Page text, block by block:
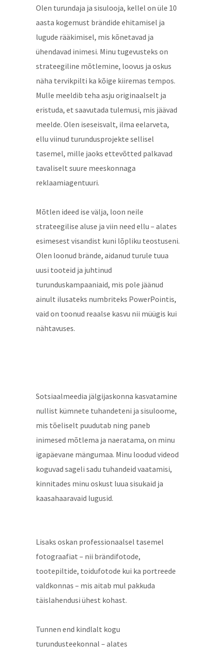
Olen turundaja ja sisulooja, kellel on üle 10
aasta kogemust brändide ehitamisel ja
lugude rääkimisel, mis kõnetavad ja
ühendavad inimesi. Minu tugevusteks on
strateegiline mõtlemine, loovus ja oskus
näha tervikpilti ka kõige kiiremas tempos.
Mulle meeldib teha asju originaalselt ja
eristuda, et saavutada tulemusi, mis jäävad
meelde. Olen iseseisvalt, ilma eelarveta,
ellu viinud turundusprojekte sellisel
tasemel, mille jaoks ettevõtted palkavad
tavaliselt suure meeskonnaga
reklaamiagentuuri.
Mõtlen ideed ise välja, loon neile
strateegilise aluse ja viin need ellu – alates
esimesest visandist kuni lõpliku teostuseni.
Olen loonud brände, aidanud turule tuua
uusi tooteid ja juhtinud
turunduskampaaniaid, mis pole jäänud
ainult ilusateks numbriteks PowerPointis,
vaid on toonud reaalse kasvu nii müügis kui
nähtavuses.
Sotsiaalmeedia jälgijaskonna kasvatamine
nullist kümnete tuhandeteni ja sisuloome,
mis tõeliselt puudutab ning paneb
inimesed mõtlema ja naeratama, on minu
igapäevane mängumaa. Minu loodud videod
koguvad sageli sadu tuhandeid vaatamisi,
kinnitades minu oskust luua sisukaid ja
kaasahaaravaid lugusid.
Lisaks oskan professionaalsel tasemel
fotograafiat – nii brändifotode,
tootepiltide, toidufotode kui ka portreede
valdkonnas – mis aitab mul pakkuda
täislahendusi ühest kohast.
Tunnen end kindlalt kogu
turundusteekonnal – alates